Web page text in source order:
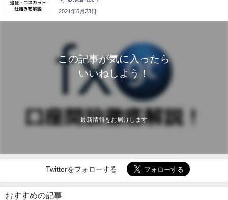
2021年6月23日
この記事が気に入ったら
いいねしよう！
最新情報をお届けします
Twitterをフォローする
おすすめの記事